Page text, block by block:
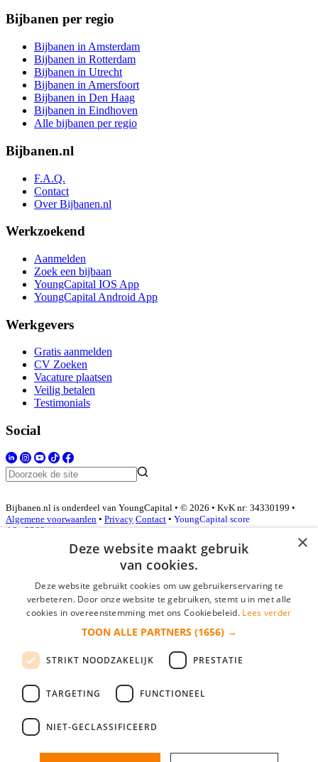
Bijbanen per regio
Bijbanen in Amsterdam
Bijbanen in Rotterdam
Bijbanen in Utrecht
Bijbanen in Amersfoort
Bijbanen in Den Haag
Bijbanen in Eindhoven
Alle bijbanen per regio
Bijbanen.nl
F.A.Q.
Contact
Over Bijbanen.nl
Werkzoekend
Aanmelden
Zoek een bijbaan
YoungCapital IOS App
YoungCapital Android App
Werkgevers
Gratis aanmelden
CV Zoeken
Vacature plaatsen
Veilig betalen
Testimonials
Social
Bijbanen.nl is onderdeel van YoungCapital • © 2026 • KvK nr: 34330199 •
Algemene voorwaarden • Privacy Contact • YoungCapital score
4.3 - 3366 reviews
Inloggen als bedrijf
*
login gegevens onthouden
login
Bedrijf aanmelden
×
Deze website maakt gebruik
van cookies.
Deze website gebruikt cookies om uw gebruikerservaring te
verbeteren. Door onze website te gebruiken, stemt u in met alle
cookies in overeenstemming met ons Cookiebeleid. Lees verder
TOON ALLE PARTNERS (1656) →
STRIKT NOODZAKELIJK PRESTATIE
TARGETING FUNCTIONEEL
NIET-GECLASSIFICEERD